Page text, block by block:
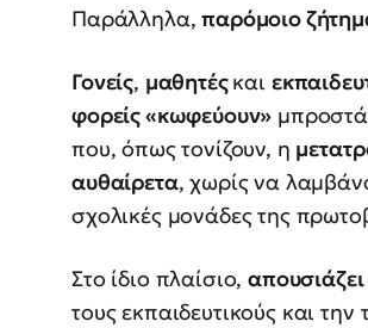
Παράλληλα,παρόμοιο
Γονείς, μαθητέςκαι
φορείς «κωφεύουν»
που, όπως τονίζουν, η
αυθαίρετα, χωρίς να
σχολικές μονάδες της
Στο ίδιο πλαίσιο,απουσιάζει
τους εκπαιδευτικούς και